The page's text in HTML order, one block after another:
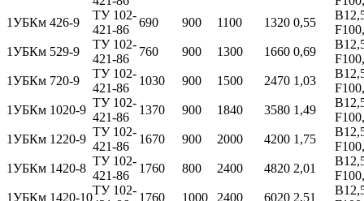
1УБКм 426-9
ТУ 102-
421-86
690 900 1100 1320 0,55
1УБКм 529-9
ТУ 102-
421-86
760 900 1300 1660 0,69
1УБКм 720-9
ТУ 102-
421-86
1030 900 1500 2470 1,03
1УБКм 1020-9
ТУ 102-
421-86
1370 900 1840 3580 1,49
1УБКм 1220-9
ТУ 102-
421-86
1670 900 2000 4200 1,75
1УБКм 1420-8
ТУ 102-
421-86
1760 800 2400 4820 2,01
1УБКм 1420-10
ТУ 102-
1760 1000 2400 6020 2,51